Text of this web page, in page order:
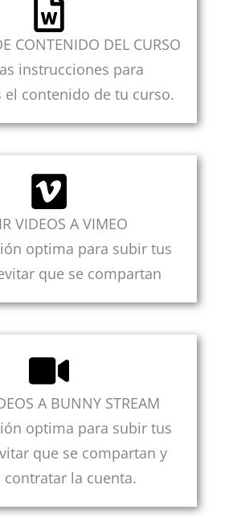
CONTENIDO DEL CURSO
instrucciones para
el contenido de tu curso.
VIDEOS A VIMEO
optima para subir tus
que se compartan
A BUNNY STREAM
optima para subir tus
que se compartan y
contratar la cuenta.